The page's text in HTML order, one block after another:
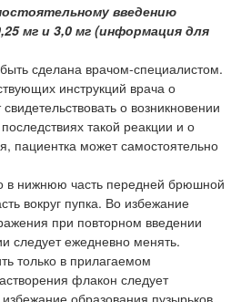
введению
мг и 3,0 мг (информация для
сделана врачом-специалистом.
инструкций врача о
о возникновении
такой реакции и о
пациентка может самостоятельно
в нижнюю часть передней брюшной
вокруг пупка. Во избежание
при повторном введении
следует ежедневно менять.
только в прилагаемом
флакон следует
образования пузырьков,